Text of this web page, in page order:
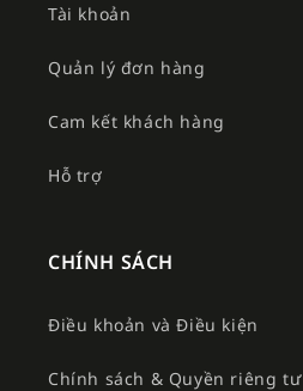
Tài khoản
Quản lý đơn hàng
Cam kết khách hàng
Hỗ trợ
CHÍNH SÁCH
Điều khoản và Điều kiện
Chính sách & Quyền riêng tư